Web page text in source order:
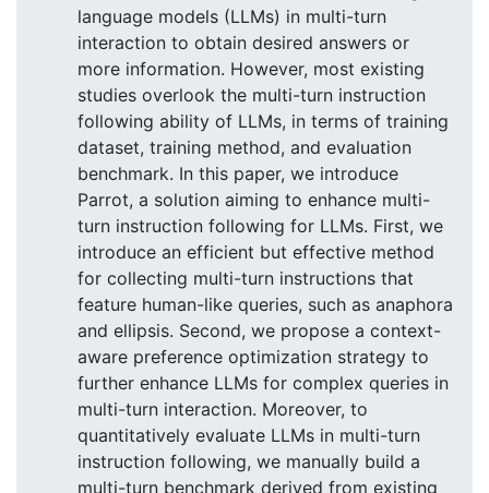
language models (LLMs) in multi-turn
interaction to obtain desired answers or
more information. However, most existing
studies overlook the multi-turn instruction
following ability of LLMs, in terms of training
dataset, training method, and evaluation
benchmark. In this paper, we introduce
Parrot, a solution aiming to enhance multi-
turn instruction following for LLMs. First, we
introduce an efficient but effective method
for collecting multi-turn instructions that
feature human-like queries, such as anaphora
and ellipsis. Second, we propose a context-
aware preference optimization strategy to
further enhance LLMs for complex queries in
multi-turn interaction. Moreover, to
quantitatively evaluate LLMs in multi-turn
instruction following, we manually build a
multi-turn benchmark derived from existing